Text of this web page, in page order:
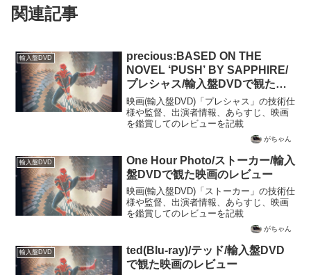
関連記事
輸入盤DVD
precious:BASED ON THE
NOVEL ‘PUSH’ BY SAPPHIRE/
プレシャス/輸入盤DVDで観た映
画のレビュー
映画(輸入盤DVD)「プレシャス」の技術仕
様や監督、出演者情報、あらすじ、映画
を鑑賞してのレビューを記載
がちゃん
輸入盤DVD
One Hour Photo/ストーカー/輸入
盤DVDで観た映画のレビュー
映画(輸入盤DVD)「ストーカー」の技術仕
様や監督、出演者情報、あらすじ、映画
を鑑賞してのレビューを記載
がちゃん
輸入盤DVD
ted(Blu-ray)/テッド/輸入盤DVD
で観た映画のレビュー